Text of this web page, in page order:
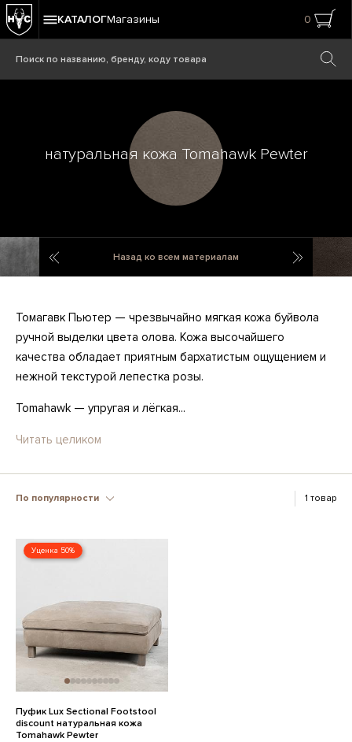
КАТАЛОГМагазины 0
натуральная кожа Tomahawk Pewter
натуральная кожа Tomahawk Black
Назад ко всем материалам
Томагавк Пьютер — чрезвычайно мягкая кожа буйвола
ручной выделки цвета олова. Кожа высочайшего
качества обладает приятным бархатистым ощущением и
нежной текстурой лепестка розы.
Tomahawk — упругая и лёгкая...
Читать целиком
По популярности 1 товар
Уценка 50%
Пуфик Lux Sectional Footstool
discount натуральная кожа
Tomahawk Pewter